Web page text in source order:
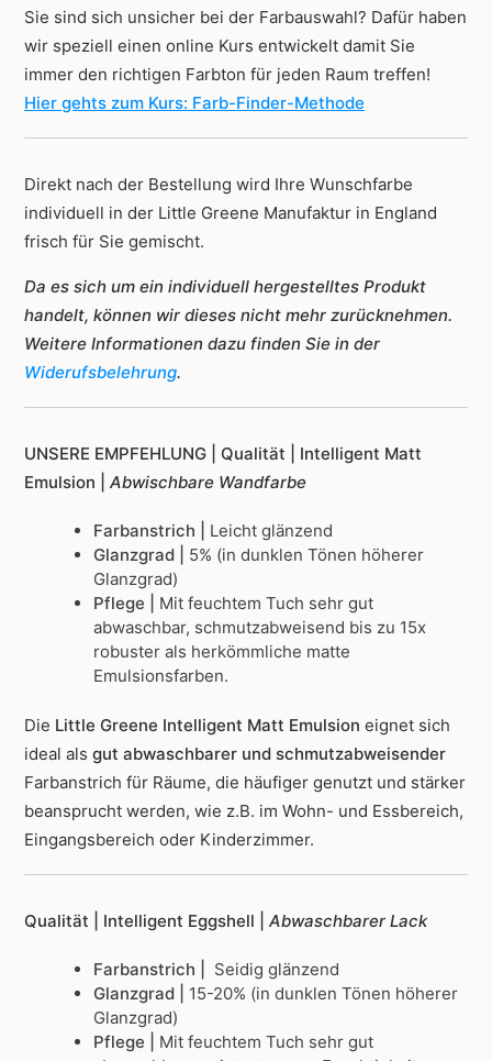
Sie sind sich unsicher bei der Farbauswahl? Dafür haben
wir speziell einen online Kurs entwickelt damit Sie
immer den richtigen Farbton für jeden Raum treffen!
Hier gehts zum Kurs: Farb-Finder-Methode
Direkt nach der Bestellung wird Ihre Wunschfarbe
individuell in der Little Greene Manufaktur in England
frisch für Sie gemischt.
Da es sich um ein individuell hergestelltes Produkt
handelt, können wir dieses nicht mehr zurücknehmen.
Weitere Informationen dazu finden Sie in der
Widerufsbelehrung.
UNSERE EMPFEHLUNG | Qualität | Intelligent Matt
Emulsion | Abwischbare Wandfarbe
Farbanstrich | Leicht glänzend
Glanzgrad | 5% (in dunklen Tönen höherer
Glanzgrad)
Pflege |
Mit feuchtem Tuch sehr gut
abwaschbar, schmutzabweisend bis zu 15x
robuster als herkömmliche matte
Emulsionsfarben.
Die Little Greene Intelligent Matt Emulsion eignet sich
ideal als gut abwaschbarer und schmutzabweisender
Farbanstrich für Räume, die häufiger genutzt und stärker
beansprucht werden, wie z.B. im Wohn- und Essbereich,
Eingangsbereich oder Kinderzimmer.
Qualität | Intelligent Eggshell | Abwaschbarer Lack
Farbanstrich | Seidig glänzend
Glanzgrad |
15-20% (in dunklen Tönen höherer
Glanzgrad)
Pflege |
Mit feuchtem Tuch sehr gut